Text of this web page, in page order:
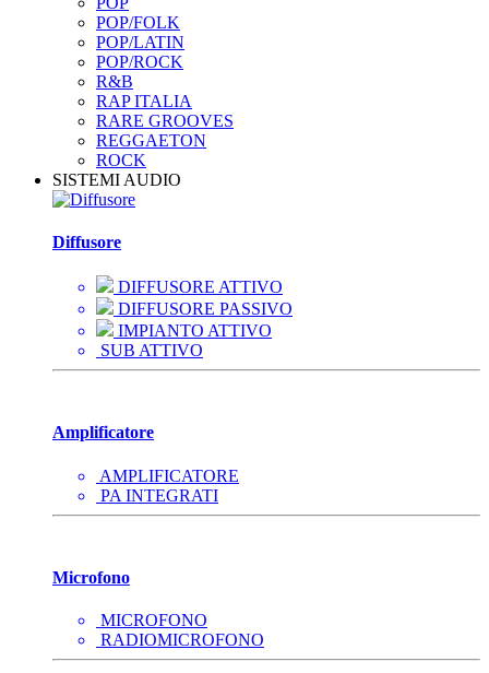
POP/FOLK
POP/LATIN
POP/ROCK
R&B
RAP ITALIA
RARE GROOVES
REGGAETON
ROCK
SISTEMI AUDIO
Diffusore
DIFFUSORE ATTIVO
DIFFUSORE PASSIVO
IMPIANTO ATTIVO
SUB ATTIVO
Amplificatore
AMPLIFICATORE
PA INTEGRATI
Microfono
MICROFONO
RADIOMICROFONO